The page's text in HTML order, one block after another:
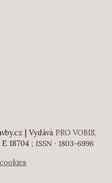
| Vydává PRO VOBIS,
18704 ; ISSN · 1803-6996